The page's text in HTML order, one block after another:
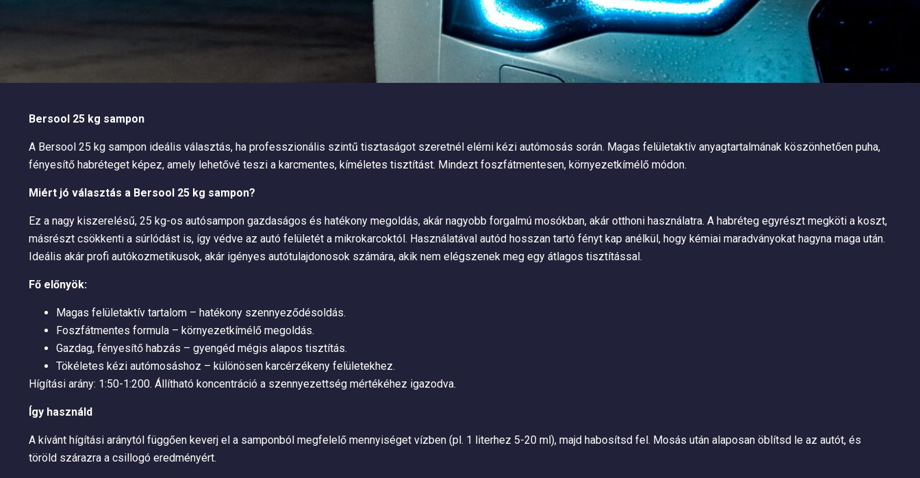
Bersool 25 kg sampon
A Bersool 25 kg sampon ideális választás, ha professzionális szintű tisztaságot szeretnél elérni kézi autómosás során. Magas felületaktív anyagtartalmának köszönhetően puha,
fényesítő habréteget képez, amely lehetővé teszi a karcmentes, kíméletes tisztítást. Mindezt foszfátmentesen, környezetkímélő módon.
Miért jó választás a Bersool 25 kg sampon?
Ez a nagy kiszerelésű, 25 kg-os autósampon gazdaságos és hatékony megoldás, akár nagyobb forgalmú mosókban, akár otthoni használatra. A habréteg egyrészt megköti a koszt,
másrészt csökkenti a súrlódást is, így védve az autó felületét a mikrokarcoktól. Használatával autód hosszan tartó fényt kap anélkül, hogy kémiai maradványokat hagyna maga után.
Ideális akár profi autókozmetikusok, akár igényes autótulajdonosok számára, akik nem elégszenek meg egy átlagos tisztítással.
Fő előnyök:
Magas felületaktív tartalom – hatékony szennyeződésoldás.
Foszfátmentes formula – környezetkímélő megoldás.
Gazdag, fényesítő habzás – gyengéd mégis alapos tisztítás.
Tökéletes kézi autómosáshoz – különösen karcérzékeny felületekhez.
Hígítási arány: 1:50-1:200. Állítható koncentráció a szennyezettség mértékéhez igazodva.
Így használd
A kívánt hígítási aránytól függően keverj el a samponból megfelelő mennyiséget vízben (pl. 1 literhez 5-20 ml), majd habosítsd fel. Mosás után alaposan öblítsd le az autót, és
töröld szárazra a csillogó eredményért.